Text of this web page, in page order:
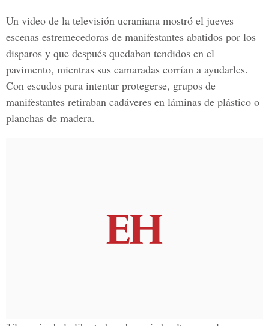
Un video de la televisión ucraniana mostró el jueves
escenas estremecedoras de manifestantes abatidos por los
disparos y que después quedaban tendidos en el
pavimento, mientras sus camaradas corrían a ayudarles.
Con escudos para intentar protegerse, grupos de
manifestantes retiraban cadáveres en láminas de plástico o
planchas de madera.